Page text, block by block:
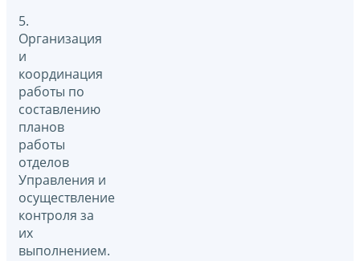
5.
Организация
и
координация
работы по
составлению
планов
работы
отделов
Управления и
осуществление
контроля за
их
выполнением.